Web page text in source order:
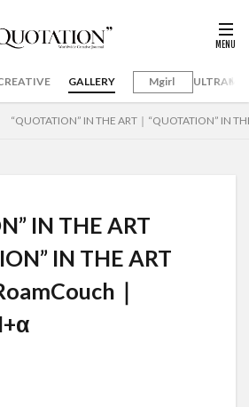
GALLERY Mgirl
“QUOTATION” IN THE ART｜“QUOTATION” IN
IN THE ART
IN THE ART
｜